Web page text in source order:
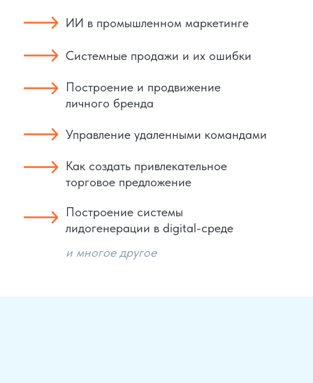
ИИ в промышленном маркетинге
Системные продажи и их ошибки
Построение и продвижение
личного бренда
Управление удаленными командами
Как создать привлекательное
торговое предложение
Построение системы
лидогенерации в digital-среде
и многое другое